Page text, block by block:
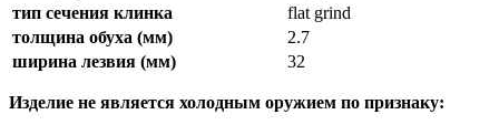
тип сечения клинка
flat grind
толщина обуха (мм)
2.7
ширина лезвия (мм)
32
Изделие не является холодным оружием по признаку: